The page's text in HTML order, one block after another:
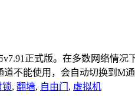
v7.91正式版。在多数网络
不能使用，会自动切换到M
锁, 翻墙, 自由门 , 虚拟机